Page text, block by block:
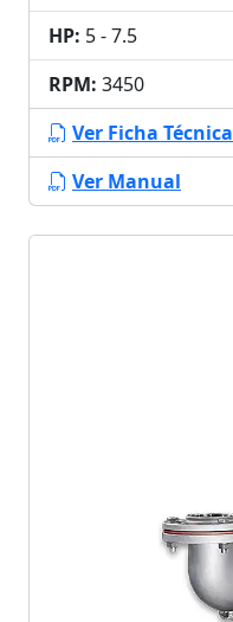
HP: 5 - 7.5
RPM: 3450
Ver Ficha Técnica
Ver Manual